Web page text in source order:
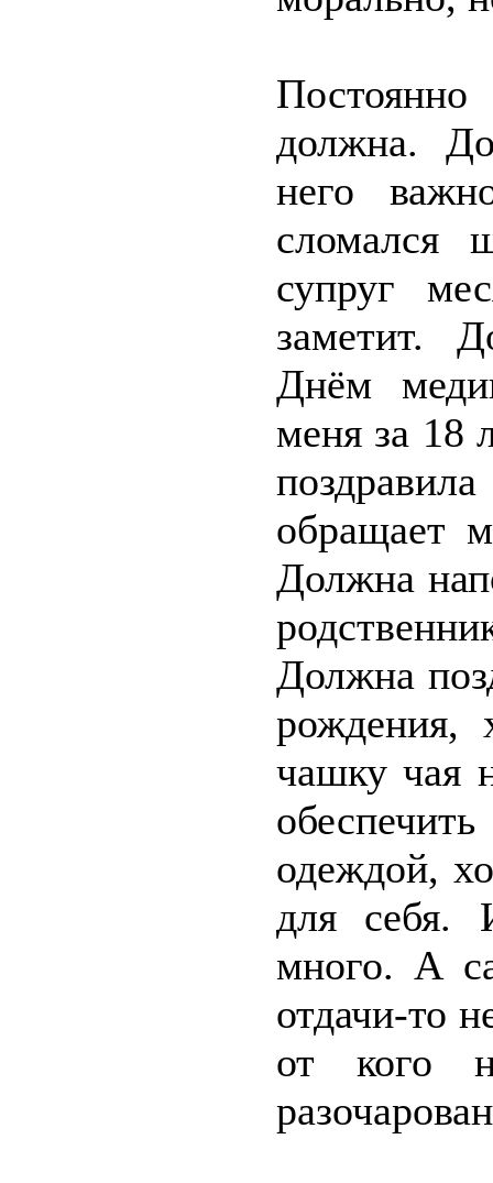
должна.
него
сломался
супруг
заметит.
Днём
меня за 18
обращает
Должна
Должна
рождения,
чашку чая
одеждой,
для себя.
много. А
отдачи-то
от кого